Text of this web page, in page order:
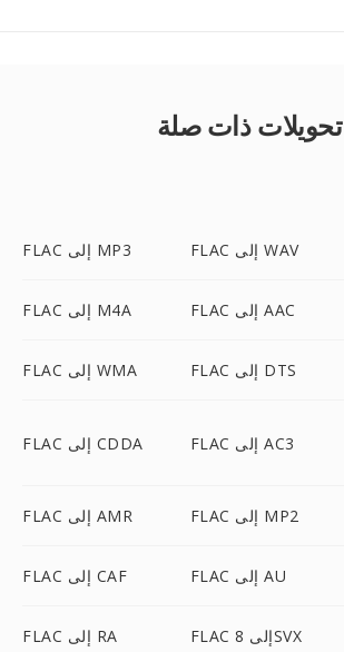
تحويلات ذات صلة
FLAC إلى MP3 FLAC إلى WAV
FLAC إلى M4A FLAC إلى AAC
FLAC إلى WMA FLAC إلى DTS
FLAC إلى CDDA FLAC إلى AC3
FLAC إلى AMR FLAC إلى MP2
FLAC إلى CAF FLAC إلى AU
FLAC إلى RA FLAC إلى 8SVX